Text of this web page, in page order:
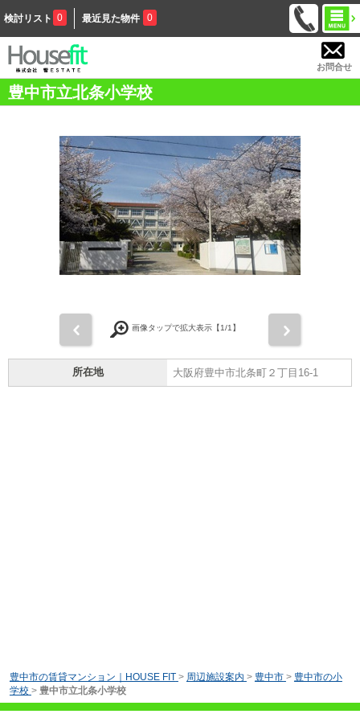
検討リスト 0 最近見た物件 0
お問合せ
豊中市立北条小学校
画像タップで拡大表示【1/1】
所在地 大阪府豊中市北条町２丁目16-1
豊中市の賃貸マンション｜HOUSE FIT > 周辺施設案内 > 豊中市 > 豊中市の小
学校 > 豊中市立北条小学校